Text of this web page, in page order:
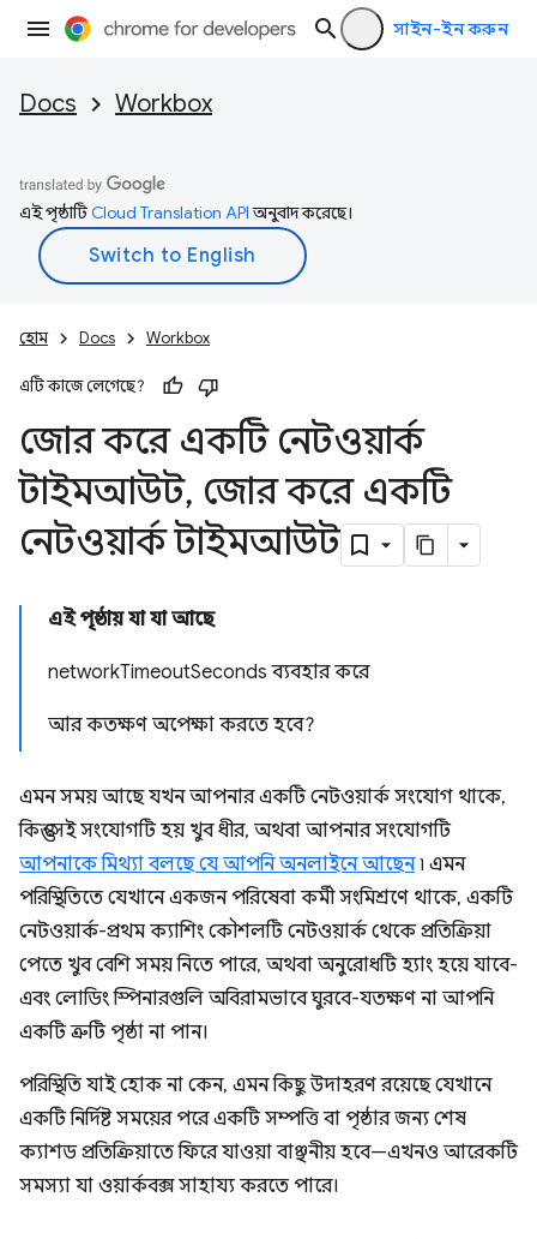
সাইন-ইন করুন
Docs Workbox
এই পৃষ্ঠাটিCloud Translation APIঅনুবাদ করেছে।
হোম Docs Workbox
এটি কাজে লেগেছে?
জোর করে একটি নেটওয়ার্ক
টাইমআউট, জোর করে একটি
নেটওয়ার্ক টাইমআউট
এই পৃষ্ঠায় যা যা আছে
networkTimeoutSeconds ব্যবহার করে
আর কতক্ষণ অপেক্ষা করতে হবে?
এমন সময় আছে যখন আপনার একটি নেটওয়ার্ক সংযোগ থাকে,
কিন্তু সেই সংযোগটি হয় খুব ধীর, অথবা আপনার সংযোগটি
আপনাকে মিথ্যা বলছে যে আপনি অনলাইনে আছেন৷ এমন
পরিস্থিতিতে যেখানে একজন পরিষেবা কর্মী সংমিশ্রণে থাকে, একটি
নেটওয়ার্ক-প্রথম ক্যাশিং কৌশলটি নেটওয়ার্ক থেকে প্রতিক্রিয়া
পেতে খুব বেশি সময় নিতে পারে, অথবা অনুরোধটি হ্যাং হয়ে যাবে-
এবং লোডিং স্পিনারগুলি অবিরামভাবে ঘুরবে-যতক্ষণ না আপনি
একটি ত্রুটি পৃষ্ঠা না পান।
পরিস্থিতি যাই হোক না কেন, এমন কিছু উদাহরণ রয়েছে যেখানে
একটি নির্দিষ্ট সময়ের পরে একটি সম্পত্তি বা পৃষ্ঠার জন্য শেষ
ক্যাশড প্রতিক্রিয়াতে ফিরে যাওয়া বাঞ্ছনীয় হবে—এখনও আরেকটি
সমস্যা যা ওয়ার্কবক্স সাহায্য করতে পারে।